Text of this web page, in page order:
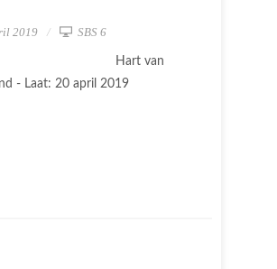
2019 SBS 6
Hart van
- Laat: 20 april 2019